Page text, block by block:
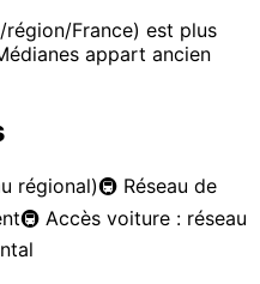
France) est plus
appart ancien
régional)🚇 Réseau de
🚇 Accès voiture : réseau